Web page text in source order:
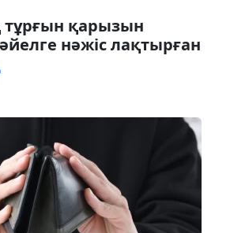
қарызын
нәжіс лақтырған